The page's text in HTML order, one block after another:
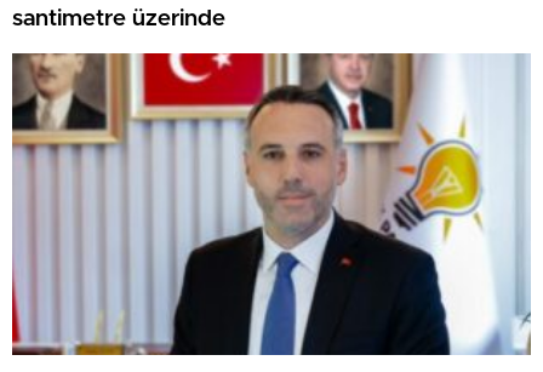
santimetre üzerinde